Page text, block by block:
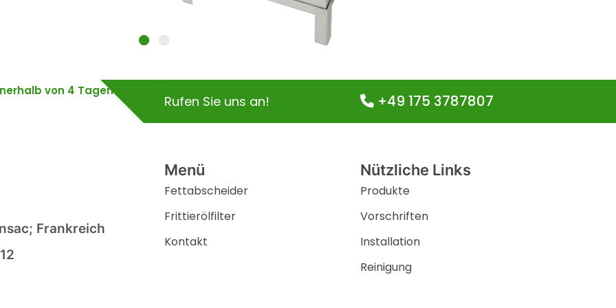
von 4 Tagen
Rufen Sie uns an! +49 175 3787807
Frankreich
Menü
Fettabscheider
Frittierölfilter
Kontakt
Nützliche Links
Produkte
Vorschriften
Installation
Reinigung